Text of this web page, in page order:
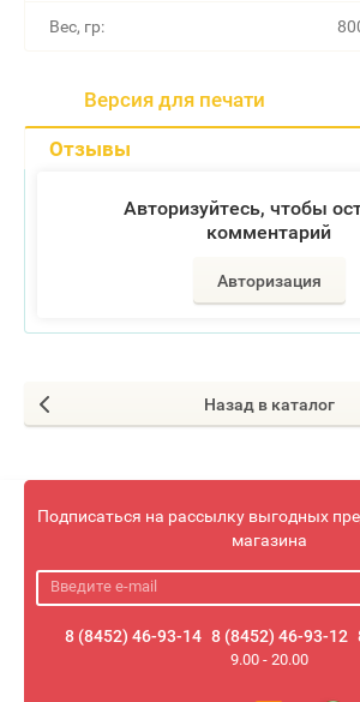
Вес, гр:
Версия для печати
Отзывы
Авторизуйтесь, чтобы
комментарий
Авторизация
Назад в каталог
Подписаться на рассылку выгодных
магазина
8 (8452) 46-93-14 8 (8452) 46-93-12
9.00 - 20.00